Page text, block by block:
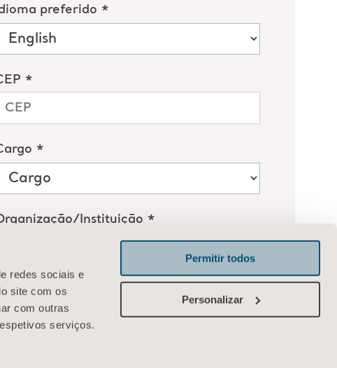
redes sociais e
site com os
com outras
serviços.
Permitir todos
Personalizar